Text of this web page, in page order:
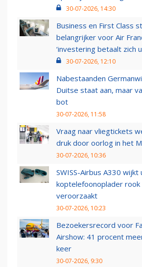
30-07-2026, 14:30
Business en First Class
belangrijker voor Air
‘investering betaalt zich
30-07-2026, 12:10
Nabestaanden
Duitse staat aan, maar
bot
30-07-2026, 11:58
Vraag naar vliegtickets
druk door oorlog in het
30-07-2026, 10:36
SWISS-Airbus A330 wijkt
koptelefoonoplader rook
veroorzaakt
30-07-2026, 10:23
Bezoekersrecord voor
Airshow: 41 procent
keer
30-07-2026, 9:30